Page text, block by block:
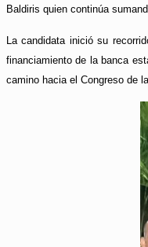
Baldiris quien continúa
La candidata inició su
financiamiento de la banca
camino hacia el Congreso de